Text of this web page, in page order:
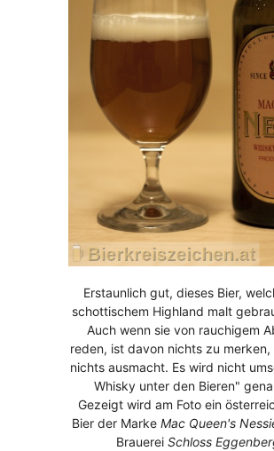
Erstaunlich gut, dieses Bier,
schottischem Highland malt
Auch wenn sie von rauchigem
reden, ist davon nichts zu merken,
nichts ausmacht. Es wird nicht
Whisky unter den Bieren"
Gezeigt wird am Foto ein
Bier der Marke Mac Queen's
BrauereiSchloss